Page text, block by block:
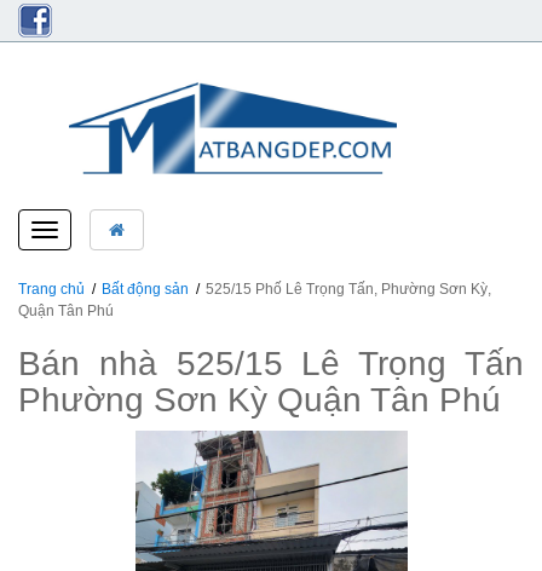
Toggle
navigation
Trang chủ Bất động sản
525/15 Phố Lê Trọng Tấn, Phường Sơn Kỳ,
Quận Tân Phú
Bán nhà 525/15 Lê Trọng Tấn
Phường Sơn Kỳ Quận Tân Phú